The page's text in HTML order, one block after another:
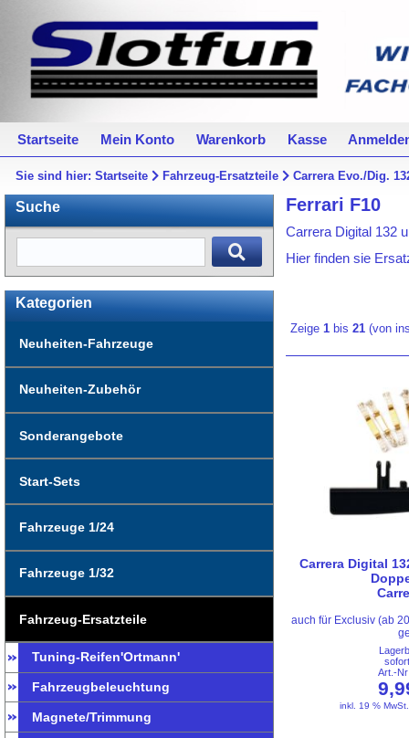
Startseite Mein Konto Warenkorb Kasse
Sie sind hier:Startseite Fahrzeug-Ersatzteile Carrera Evo./Dig.
Suche
Kategorien
Neuheiten-Fahrzeuge
Neuheiten-Zubehör
Sonderangebote
Start-Sets
Fahrzeuge 1/24
Fahrzeuge 1/32
Fahrzeug-Ersatzteile
Tuning-Reifen'Ortmann'
Fahrzeugbeleuchtung
Magnete/Trimmung
Ferrari F10
Carrera Digital 132
Hier finden sie
Zeige1 bis21 (von
Carrera Digital
auch für Exclusiv (ab
Art.-
inkl. 19 %